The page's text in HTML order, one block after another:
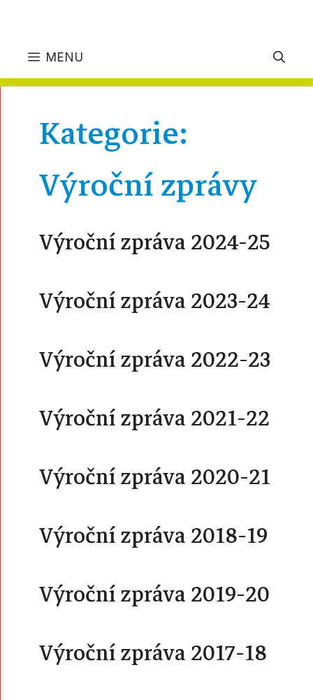
MENU
Kategorie:
Výroční zprávy
Výroční zpráva 2024-25
Výroční zpráva 2023-24
Výroční zpráva 2022-23
Výroční zpráva 2021-22
Výroční zpráva 2020-21
Výroční zpráva 2018-19
Výroční zpráva 2019-20
Výroční zpráva 2017-18